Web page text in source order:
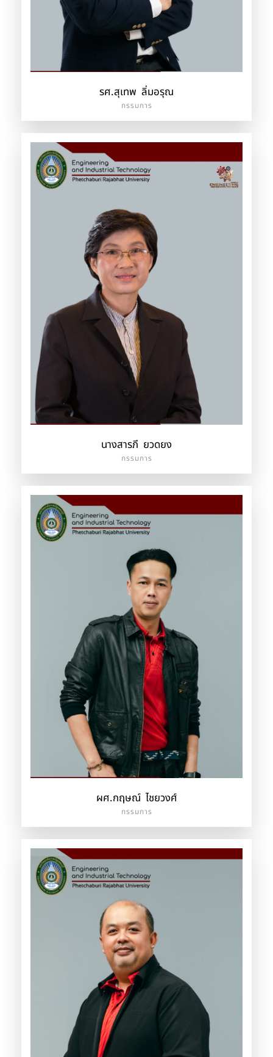
รศ.สุเทพ ลิ่มอรุณ
กรรมการ
นางสารภี ยวดยง
กรรมการ
ผศ.กฤษณ์ ไชยวงศ์
กรรมการ